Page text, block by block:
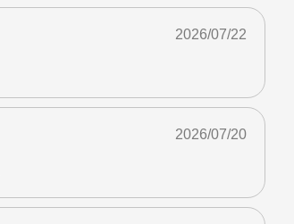
2026/07/22
2026/07/20